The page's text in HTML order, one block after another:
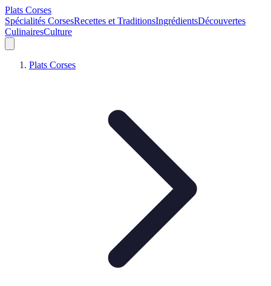
Plats Corses
Spécialités CorsesRecettes et TraditionsIngrédientsDécouvertes
CulinairesCulture
Plats Corses